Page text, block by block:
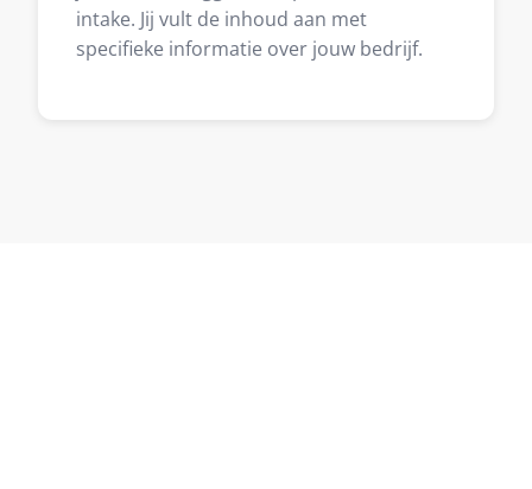
intake. Jij vult de inhoud aan met
specifieke informatie over jouw bedrijf.